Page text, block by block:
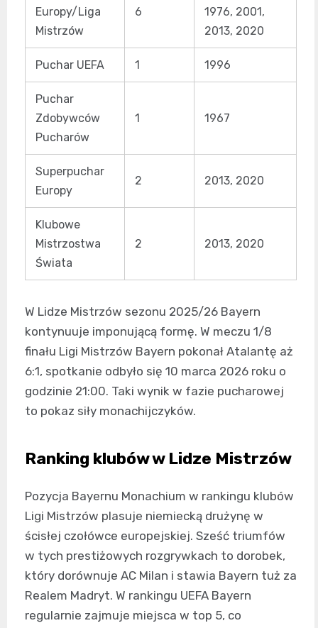
Europy/Liga
Mistrzów
6
1976, 2001,
2013, 2020
Puchar UEFA 1 1996
Puchar
Zdobywców
Pucharów
1 1967
Superpuchar
Europy
2 2013, 2020
Klubowe
Mistrzostwa
Świata
2 2013, 2020
W Lidze Mistrzów sezonu 2025/26 Bayern
kontynuuje imponującą formę. W meczu 1/8
finału Ligi Mistrzów Bayern pokonał Atalantę aż
6:1, spotkanie odbyło się 10 marca 2026 roku o
godzinie 21:00. Taki wynik w fazie pucharowej
to pokaz siły monachijczyków.
Ranking klubów w Lidze Mistrzów
Pozycja Bayernu Monachium w rankingu klubów
Ligi Mistrzów plasuje niemiecką drużynę w
ścisłej czołówce europejskiej. Sześć triumfów
w tych prestiżowych rozgrywkach to dorobek,
który dorównuje AC Milan i stawia Bayern tuż za
Realem Madryt. W rankingu UEFA Bayern
regularnie zajmuje miejsca w top 5, co